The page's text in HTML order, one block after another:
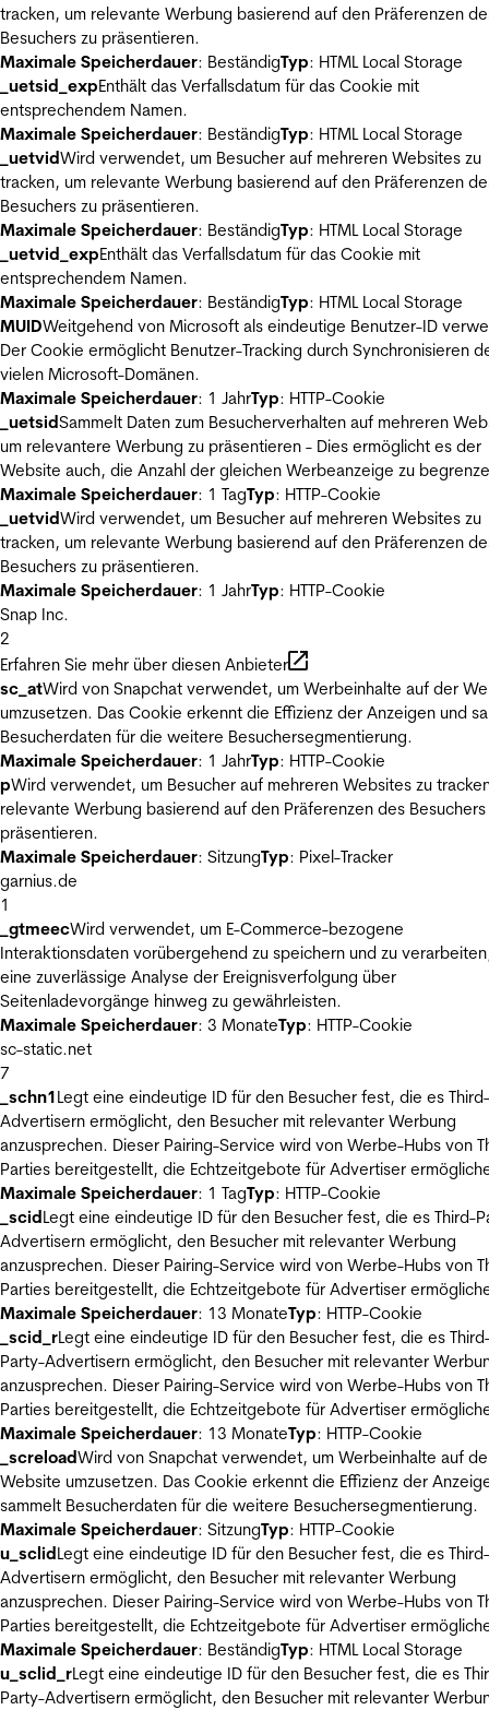
tracken, um relevante Werbung basierend auf den Präferenzen
Besuchers zu präsentieren.
Maximale Speicherdauer: BeständigTyp: HTML Local Storage
_uetsid_expEnthält das Verfallsdatum für das Cookie mit
entsprechendem Namen.
Maximale Speicherdauer: BeständigTyp: HTML Local Storage
_uetvidWird verwendet, um Besucher auf mehreren Websites zu
tracken, um relevante Werbung basierend auf den Präferenzen
Besuchers zu präsentieren.
Maximale Speicherdauer: BeständigTyp: HTML Local Storage
_uetvid_expEnthält das Verfallsdatum für das Cookie mit
entsprechendem Namen.
Maximale Speicherdauer: BeständigTyp: HTML Local Storage
MUIDWeitgehend von Microsoft als eindeutige Benutzer-ID
Der Cookie ermöglicht Benutzer-Tracking durch Synchronisieren
vielen Microsoft-Domänen.
Maximale Speicherdauer: 1 JahrTyp: HTTP-Cookie
_uetsidSammelt Daten zum Besucherverhalten auf mehreren
um relevantere Werbung zu präsentieren - Dies ermöglicht es der
Website auch, die Anzahl der gleichen Werbeanzeige zu
Maximale Speicherdauer: 1 TagTyp: HTTP-Cookie
_uetvidWird verwendet, um Besucher auf mehreren Websites zu
tracken, um relevante Werbung basierend auf den Präferenzen
Besuchers zu präsentieren.
Maximale Speicherdauer: 1 JahrTyp: HTTP-Cookie
Snap Inc.
2
Erfahren Sie mehr über diesen Anbieter
sc_atWird von Snapchat verwendet, um Werbeinhalte auf der
umzusetzen. Das Cookie erkennt die Effizienz der Anzeigen und
Besucherdaten für die weitere Besuchersegmentierung.
Maximale Speicherdauer: 1 JahrTyp: HTTP-Cookie
pWird verwendet, um Besucher auf mehreren Websites zu
relevante Werbung basierend auf den Präferenzen des Besuchers
präsentieren.
Maximale Speicherdauer: SitzungTyp: Pixel-Tracker
garnius.de
1
_gtmeecWird verwendet, um E-Commerce-bezogene
Interaktionsdaten vorübergehend zu speichern und zu
eine zuverlässige Analyse der Ereignisverfolgung über
Seitenladevorgänge hinweg zu gewährleisten.
Maximale Speicherdauer: 3 MonateTyp: HTTP-Cookie
sc-static.net
7
_schn1Legt eine eindeutige ID für den Besucher fest, die es
Advertisern ermöglicht, den Besucher mit relevanter Werbung
anzusprechen. Dieser Pairing-Service wird von Werbe-Hubs von
Parties bereitgestellt, die Echtzeitgebote für Advertiser
Maximale Speicherdauer: 1 TagTyp: HTTP-Cookie
_scidLegt eine eindeutige ID für den Besucher fest, die es Third-
Advertisern ermöglicht, den Besucher mit relevanter Werbung
anzusprechen. Dieser Pairing-Service wird von Werbe-Hubs von
Parties bereitgestellt, die Echtzeitgebote für Advertiser
Maximale Speicherdauer: 13 MonateTyp: HTTP-Cookie
_scid_rLegt eine eindeutige ID für den Besucher fest, die es
Party-Advertisern ermöglicht, den Besucher mit relevanter
anzusprechen. Dieser Pairing-Service wird von Werbe-Hubs von
Parties bereitgestellt, die Echtzeitgebote für Advertiser
Maximale Speicherdauer: 13 MonateTyp: HTTP-Cookie
_screloadWird von Snapchat verwendet, um Werbeinhalte auf
Website umzusetzen. Das Cookie erkennt die Effizienz der
sammelt Besucherdaten für die weitere Besuchersegmentierung.
Maximale Speicherdauer: SitzungTyp: HTTP-Cookie
u_sclidLegt eine eindeutige ID für den Besucher fest, die es
Advertisern ermöglicht, den Besucher mit relevanter Werbung
anzusprechen. Dieser Pairing-Service wird von Werbe-Hubs von
Parties bereitgestellt, die Echtzeitgebote für Advertiser
Maximale Speicherdauer: BeständigTyp: HTML Local Storage
u_sclid_rLegt eine eindeutige ID für den Besucher fest, die es
Party-Advertisern ermöglicht, den Besucher mit relevanter